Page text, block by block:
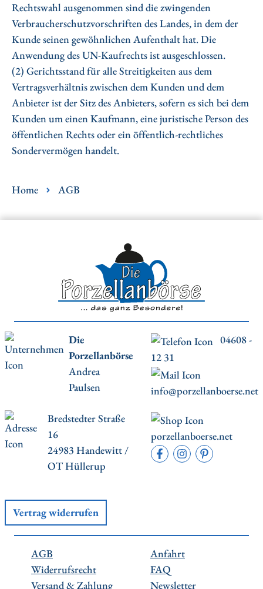
Rechtswahl ausgenommen sind die zwingenden
Verbraucherschutzvorschriften des Landes, in dem der
Kunde seinen gewöhnlichen Aufenthalt hat. Die
Anwendung des UN-Kaufrechts ist ausgeschlossen.
(2) Gerichtsstand für alle Streitigkeiten aus dem
Vertragsverhältnis zwischen dem Kunden und dem
Anbieter ist der Sitz des Anbieters, sofern es sich bei dem
Kunden um einen Kaufmann, eine juristische Person des
öffentlichen Rechts oder ein öffentlich-rechtliches
Sondervermögen handelt.
Home AGB
Die
Porzellanbörse
Andrea
Paulsen
04608 -
12 31
info@porzellanboerse.net
Bredstedter Straße
16
24983 Handewitt /
OT Hüllerup
porzellanboerse.net
Vertrag widerrufen
AGB
Widerrufsrecht
Versand & Zahlung
Anfahrt
FAQ
Newsletter